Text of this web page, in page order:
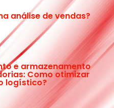
análise de vendas?
e armazenamento
Como otimizar
logístico?